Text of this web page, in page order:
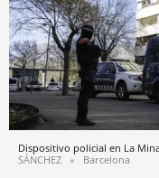
Dispositivo policial en La
SÁNCHEZ
Barcelona